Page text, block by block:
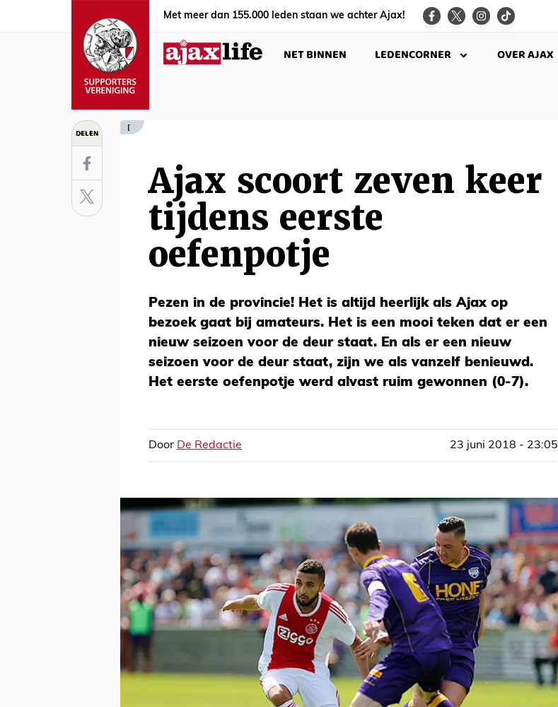
Met meer dan 155.000 leden staan we achter Ajax!
NET BINNEN LEDENCORNER OVER AJAX
DELEN [
Ajax scoort zeven keer
tijdens eerste
oefenpotje
Pezen in de provincie! Het is altijd heerlijk als Ajax op
bezoek gaat bij amateurs. Het is een mooi teken dat er een
nieuw seizoen voor de deur staat. En als er een nieuw
seizoen voor de deur staat, zijn we als vanzelf benieuwd.
Het eerste oefenpotje werd alvast ruim gewonnen (0-7).
Door De Redactie 23 juni 2018 - 23:05